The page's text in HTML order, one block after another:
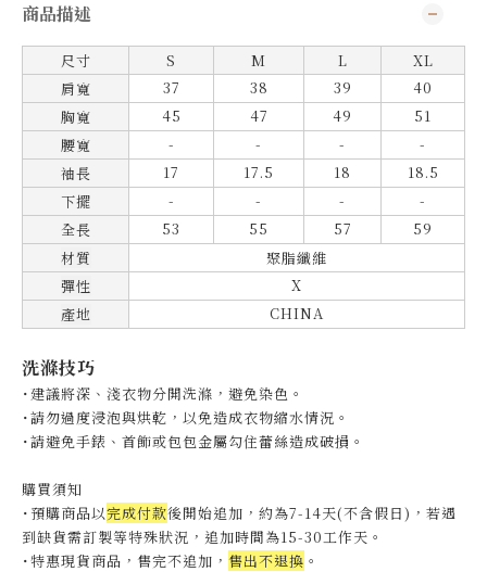
商品描述
尺寸 S M L
XL
肩寬
37 38 39
40
胸寬
45 47 49
51
腰寬
- - -
-
袖長
17 17.5 18
18.5
下擺
- - -
-
全長
53 55 57
59
材質
聚脂纖維
彈性
X
產地
CHINA
洗滌技巧
˙建議將深、淺衣物分開洗滌，避免染色。
˙請勿過度浸泡與烘乾，以免造成衣物縮水情況。
˙請避免手錶、首飾或包包金屬勾住蕾絲造成破損。
購買須知
˙預購商品以完成付款後開始追加，約為7-14天(不含假日)， 若遇
到缺貨需訂製等特殊狀況，追加時間為15-30工作天 。
˙特惠現貨商品，售完不追加， 售出不退換 。